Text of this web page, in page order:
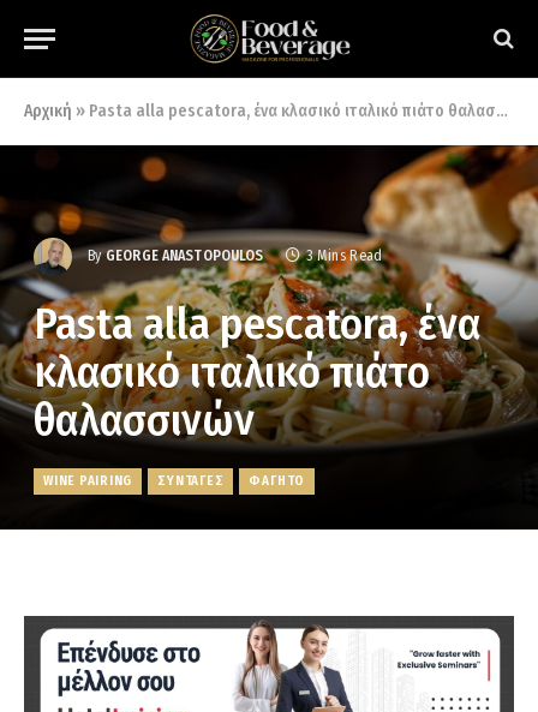
Αρχική » Pasta alla pescatora, ένα κλασικό ιταλικό πιάτο θαλασσινών
By GEORGE ANASTOPOULOS 3 Mins Read
Pasta alla pescatora, ένα
κλασικό ιταλικό πιάτο
θαλασσινών
WINE PAIRING ΣΥΝΤΑΓΕΣ ΦΑΓΗΤΟ